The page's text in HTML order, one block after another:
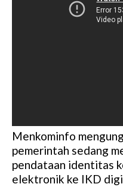
Menkominfo
pemerintah sedang
pendataan identitas
elektronik ke IKD